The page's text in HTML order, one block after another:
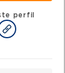
perfil